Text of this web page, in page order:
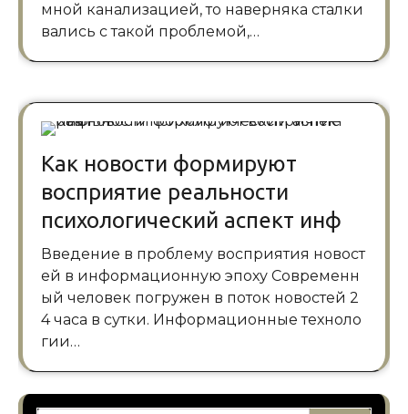
мной канализацией, то наверняка сталки
вались с такой проблемой,…
Как новости формируют
восприятие реальности
психологический аспект инф
Введение в проблему восприятия новост
ей в информационную эпоху Современн
ый человек погружен в поток новостей 2
4 часа в сутки. Информационные техноло
гии…